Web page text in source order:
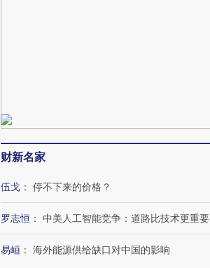
财新名家
伍戈 ： 停不下来的价格？
罗志恒 ： 中美人工智能竞争：道路比技术更重要
易峘 ： 海外能源供给缺口对中国的影响